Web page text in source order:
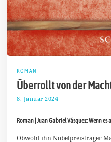
ROMAN
Überrollt von der
8. Januar 2024
J
n
Roman | Juan Gabriel Vásquez: Wenn es
Obwohl ihn Nobelpreisträger